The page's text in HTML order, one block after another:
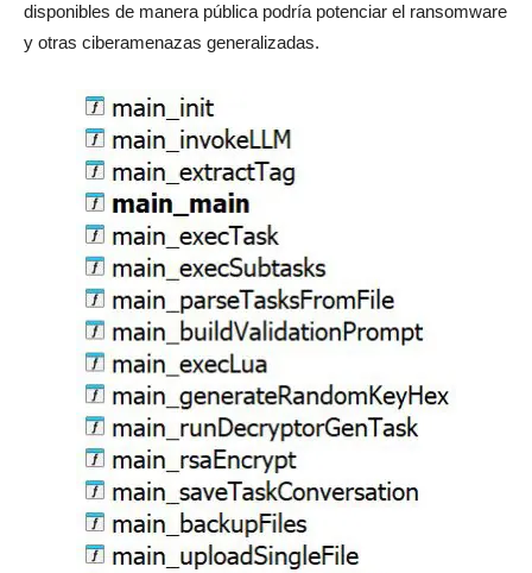
disponibles de manera pública podría potenciar el ransomware
y otras ciberamenazas generalizadas.